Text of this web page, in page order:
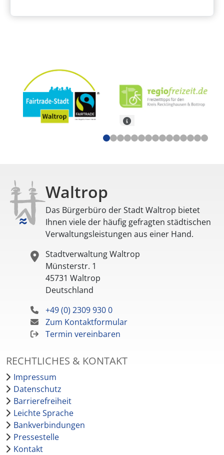
Waltrop
Das Bürgerbüro der Stadt Waltrop bietet
Ihnen viele der häufig gefragten städtischen
Verwaltungsleistungen aus einer Hand.
Stadtverwaltung Waltrop
Münsterstr. 1
45731 Waltrop
Deutschland
+49 (0) 2309 930 0
Zum Kontaktformular
Termin vereinbaren
RECHTLICHES & KONTAKT
Impressum
Datenschutz
Barrierefreiheit
Leichte Sprache
Bankverbindungen
Pressestelle
Kontakt